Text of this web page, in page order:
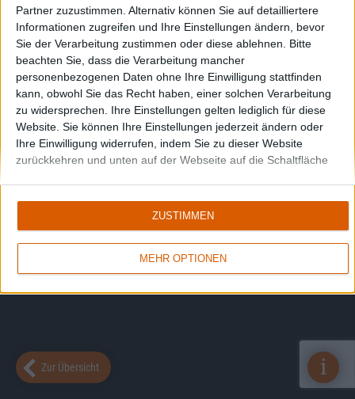
Partner zuzustimmen. Alternativ können Sie auf detailliertere
Informationen zugreifen und Ihre Einstellungen ändern, bevor
Sie der Verarbeitung zustimmen oder diese ablehnen.
Bitte
beachten Sie, dass die Verarbeitung mancher
personenbezogenen Daten ohne Ihre Einwilligung stattfinden
kann, obwohl Sie das Recht haben, einer solchen Verarbeitung
zu widersprechen. Ihre Einstellungen gelten lediglich für diese
Website. Sie können Ihre Einstellungen jederzeit ändern oder
Ihre Einwilligung widerrufen, indem Sie zu dieser Website
zurückkehren und unten auf der Webseite auf die Schaltfläche
MEHR OPTIONEN
ZUSTIMMEN
Zur Übersicht i